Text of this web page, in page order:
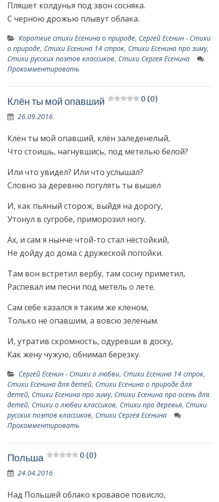
Пляшет колдунья под звон сосняка.
С черною дрожью плывут облака.
Короткие стихи Есенина о природе, Сергей Есенин - Стихи
о природе, Стихи Есенина 14 строк, Стихи Есенина про зиму,
Стихи русских поэтов классиков, Стихи Сергея Есенина
Прокомментировать
Клён ты мой опавший 0 (0)
26.09.2016
Клён ты мой опавший, клён заледенелый,
Что стоишь, нагнувшись, под метелью белой?
Или что увидел? Или что услышал?
Словно за деревню погулять ты вышел
И, как пьяный сторож, выйдя на дорогу,
Утонул в сугробе, приморозил ногу.
Ах, и сам я нынче чтой-то стал нестойкий,
Не дойду до дома с дружеской попойки.
Там вон встретил вербу, там сосну приметил,
Распевал им песни под метель о лете.
Сам себе казался я таким же кленом,
Только не опавшим, а вовсю зеленым.
И, утратив скромность, одуревши в доску,
Как жену чужую, обнимал березку.
Сергей Есенин - Стихи о любви, Стихи Есенина 14 строк,
Стихи Есенина для детей, Стихи Есенина о природе для
детей, Стихи Есенина про зиму, Стихи Есенина про осень для
детей, Стихи о любви классиков, Стихи про деревья, Стихи
русских поэтов классиков, Стихи Сергея Есенина
Прокомментировать
Польша 0 (0)
24.04.2016
Над Польшей облако кровавое повисло,